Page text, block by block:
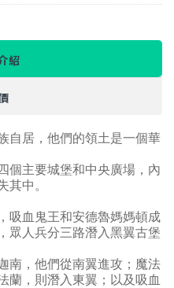
紹
自居，他們的領土是一個華
個主要城堡和中央廣場，內
其中。
吸血鬼王和安德魯媽媽頓成
眾人兵分三路潛入黑翼古堡
南，他們從南翼進攻；魔法
蘭，則潛入東翼；以及吸血